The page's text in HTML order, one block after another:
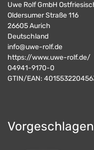
Uwe Rolf GmbH
Oldersumer Straße 116
26605Aurich
Deutschland
info@uwe-rolf.de
https://www.uwe-rolf.de/
04941-9170-0
GTIN/EAN: